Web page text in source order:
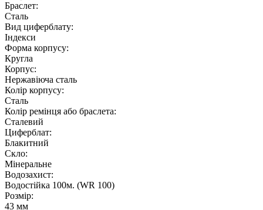
Браслет:
Сталь
Вид циферблату:
Індекси
Форма корпусу:
Кругла
Корпус:
Нержавіюча сталь
Колір корпусу:
Сталь
Колір ремінця або браслета:
Сталевий
Циферблат:
Блакитний
Скло:
Мінеральне
Водозахист:
Водостійка 100м. (WR 100)
Розмір:
43 мм